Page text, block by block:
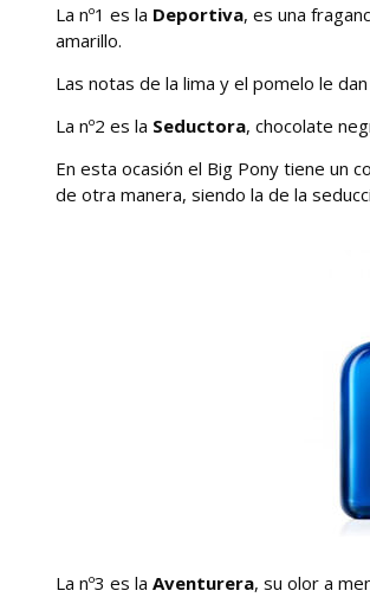
La nº1 es la Deportiva, es una
amarillo.
Las notas de la lima y el pomelo le
La nº2 es la Seductora, chocolate
En esta ocasión el Big Pony tiene un
de otra manera, siendo la de la
La nº3 es la Aventurera, su olor a